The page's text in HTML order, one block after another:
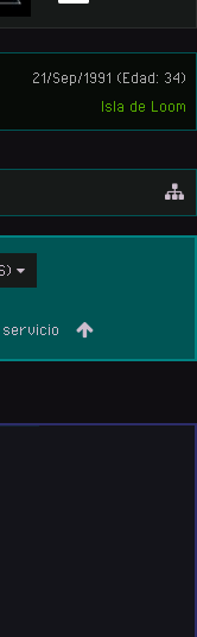
21/Sep/1991 (Edad: 34)
Isla de Loom
servicio